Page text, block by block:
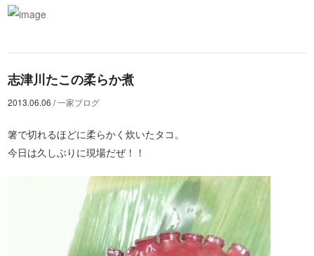
志津川たこの柔らか煮
2013.06.06 /一家ブログ
箸で切れるほどに柔らかく炊いたタコ。
今日は久しぶりに現場だぜ！！